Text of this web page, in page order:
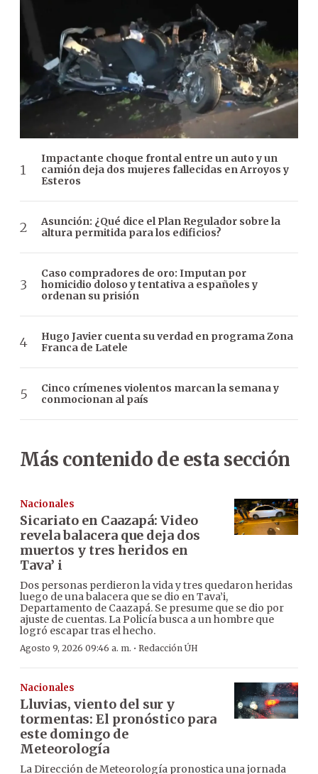
Impactante choque frontal entre un auto y un
camión deja dos mujeres fallecidas en Arroyos y
Esteros
Asunción: ¿Qué dice el Plan Regulador sobre la
altura permitida para los edificios?
Caso compradores de oro: Imputan por
homicidio doloso y tentativa a españoles y
ordenan su prisión
Hugo Javier cuenta su verdad en programa Zona
Franca de Latele
Cinco crímenes violentos marcan la semana y
conmocionan al país
Más contenido de esta sección
Nacionales
Sicariato en Caazapá: Video
revela balacera que deja dos
muertos y tres heridos en
Tava’ i
Dos personas perdieron la vida y tres quedaron heridas
luego de una balacera que se dio en Tava’i,
Departamento de Caazapá. Se presume que se dio por
ajuste de cuentas. La Policía busca a un hombre que
logró escapar tras el hecho.
Agosto 9, 2026 09:46 a. m. · Redacción ÚH
Nacionales
Lluvias, viento del sur y
tormentas: El pronóstico para
este domingo de
Meteorología
La Dirección de Meteorología pronostica una jornada